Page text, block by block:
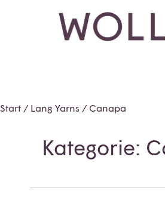
Start / Lang Yarns / Canapa
Kategorie: